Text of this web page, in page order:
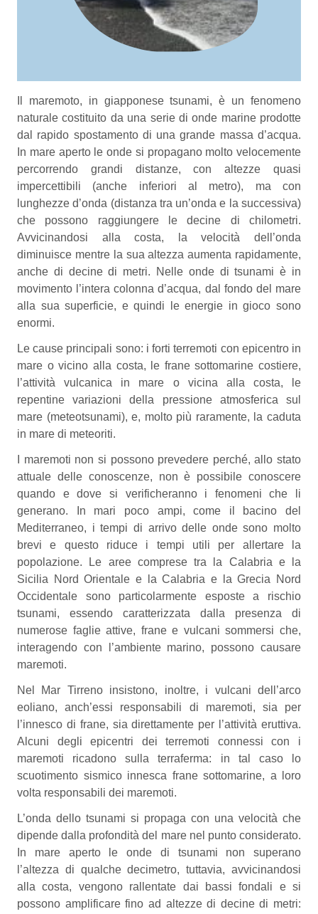
Il maremoto, in giapponese tsunami, è un fenomeno
naturale costituito da una serie di onde marine prodotte
dal rapido spostamento di una grande massa d’acqua.
In mare aperto le onde si propagano molto velocemente
percorrendo grandi distanze, con altezze quasi
impercettibili (anche inferiori al metro), ma con
lunghezze d’onda (distanza tra un’onda e la successiva)
che possono raggiungere le decine di chilometri.
Avvicinandosi alla costa, la velocità dell’onda
diminuisce mentre la sua altezza aumenta rapidamente,
anche di decine di metri. Nelle onde di tsunami è in
movimento l’intera colonna d’acqua, dal fondo del mare
alla sua superficie, e quindi le energie in gioco sono
enormi.
Le cause principali sono: i forti terremoti con epicentro in
mare o vicino alla costa, le frane sottomarine costiere,
l’attività vulcanica in mare o vicina alla costa, le
repentine variazioni della pressione atmosferica sul
mare (meteotsunami), e, molto più raramente, la caduta
in mare di meteoriti.
I maremoti non si possono prevedere perché, allo stato
attuale delle conoscenze, non è possibile conoscere
quando e dove si verificheranno i fenomeni che li
generano. In mari poco ampi, come il bacino del
Mediterraneo, i tempi di arrivo delle onde sono molto
brevi e questo riduce i tempi utili per allertare la
popolazione. Le aree comprese tra la Calabria e la
Sicilia Nord Orientale e la Calabria e la Grecia Nord
Occidentale sono particolarmente esposte a rischio
tsunami, essendo caratterizzata dalla presenza di
numerose faglie attive, frane e vulcani sommersi che,
interagendo con l’ambiente marino, possono causare
maremoti.
Nel Mar Tirreno insistono, inoltre, i vulcani dell’arco
eoliano, anch’essi responsabili di maremoti, sia per
l’innesco di frane, sia direttamente per l’attività eruttiva.
Alcuni degli epicentri dei terremoti connessi con i
maremoti ricadono sulla terraferma: in tal caso lo
scuotimento sismico innesca frane sottomarine, a loro
volta responsabili dei maremoti.
L’onda dello tsunami si propaga con una velocità che
dipende dalla profondità del mare nel punto considerato.
In mare aperto le onde di tsunami non superano
l’altezza di qualche decimetro, tuttavia, avvicinandosi
alla costa, vengono rallentate dai bassi fondali e si
possono amplificare fino ad altezze di decine di metri: